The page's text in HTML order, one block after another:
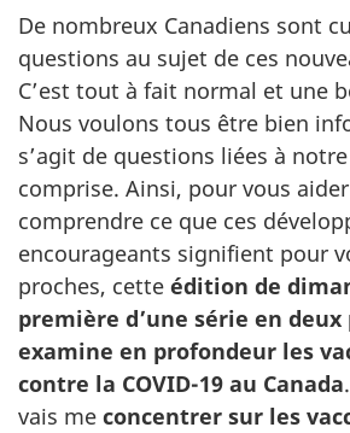
De nombreux Canadiens sont
questions au sujet de ces
C’est tout à fait normal et une
Nous voulons tous être bien
s’agit de questions liées à
comprise. Ainsi, pour vous
comprendre ce que ces
encourageants signifient pour
proches, cette édition de
première d’une série en
examine en profondeur les
contre la COVID-19 au Canada
vais me concentrer sur les